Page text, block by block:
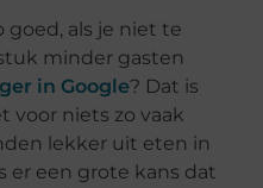
goed, als je niet te
minder gasten
in Google? Dat is
voor niets zo vaak
lekker uit eten in
er een grote kans dat